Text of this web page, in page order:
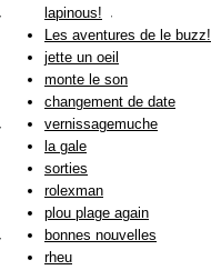
lapinous!
Les aventures de le buzz!
jette un oeil
monte le son
changement de date
vernissagemuche
la gale
sorties
rolexman
plou plage again
bonnes nouvelles
rheu